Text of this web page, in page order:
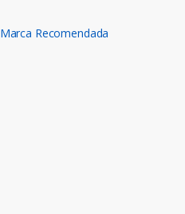
Marca Recomendada